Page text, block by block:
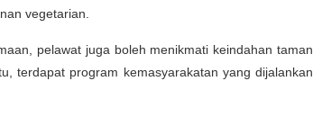
vegetarian.
pelawat juga boleh menikmati keindahan taman
terdapat program kemasyarakatan yang dijalankan